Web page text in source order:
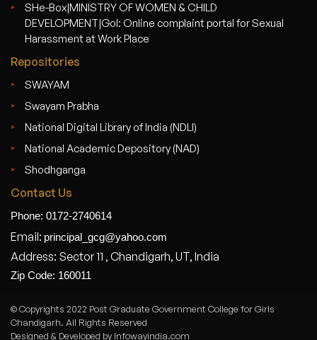
SHe-Box|MINISTRY OF WOMEN & CHILD
DEVELOPMENT|GoI: Online complaint portal for Sexual
Harassment at Work Place
Repositories
SWAYAM
Swayam Prabha
National Digital Library of India (NDLI)
National Academic Depository (NAD)
Shodhganga
Contact Us
Phone: 0172-2740614
Email: principal_gcg@yahoo.com
Address: Sector 11 , Chandigarh, UT, India
Zip Code: 160011
© Copyrights 2022 Post Graduate Government College for Girls
Chandigarh. All Rights Reserved
Designed & Developed by Infowayindia.com